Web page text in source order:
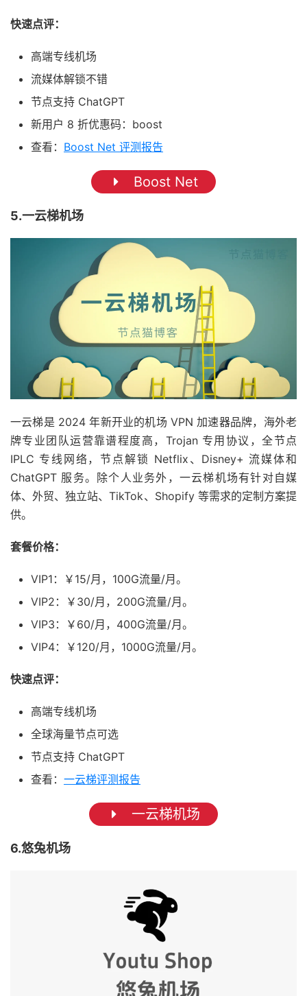
快速点评：
高端专线机场
流媒体解锁不错
节点支持 ChatGPT
新用户 8 折优惠码：boost
查看： Boost Net 评测报告
Boost Net
5.一云梯机场
一云梯是 2024 年新开业的机场 VPN 加速器品牌，海外老
牌专业团队运营靠谱程度高，Trojan 专用协议，全节点
IPLC 专线网络，节点解锁 Netflix、Disney+ 流媒体和
ChatGPT 服务。除个人业务外，一云梯机场有针对自媒
体、外贸、独立站、TikTok、Shopify 等需求的定制方案提
供。
套餐价格：
VIP1：￥15/月，100G流量/月。
VIP2：￥30/月，200G流量/月。
VIP3：￥60/月，400G流量/月。
VIP4：￥120/月，1000G流量/月。
快速点评：
高端专线机场
全球海量节点可选
节点支持 ChatGPT
查看： 一云梯评测报告
一云梯机场
6.悠兔机场